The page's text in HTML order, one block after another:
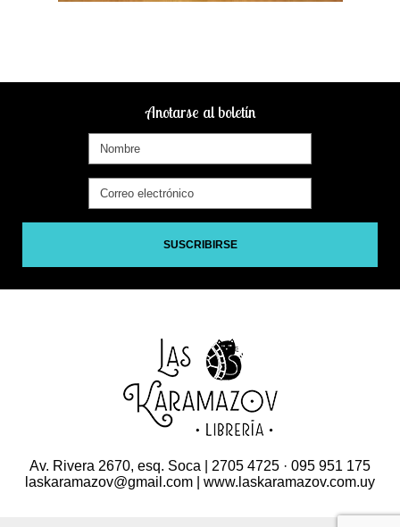
Anotarse al boletín
SUSCRIBIRSE
Av. Rivera 2670, esq. Soca | 2705 4725 · 095 951 175
laskaramazov@gmail.com | www.laskaramazov.com.uy